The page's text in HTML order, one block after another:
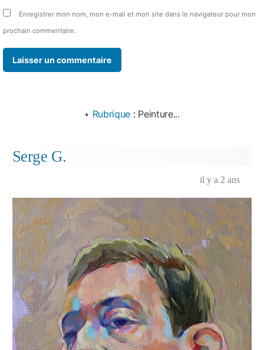
Enregistrer mon nom, mon e-mail et mon site dans le navigateur pour mon
prochain commentaire.
‣ Rubrique : Peinture...
Serge G.
il y a 2 ans